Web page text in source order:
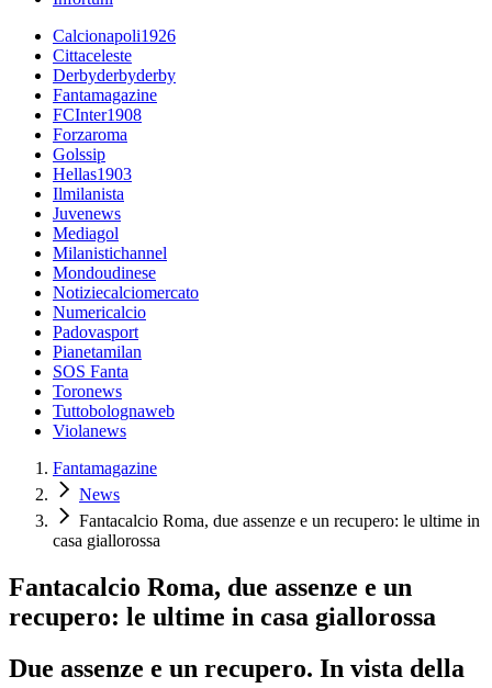
Calcionapoli1926
Cittaceleste
Derbyderbyderby
Fantamagazine
FCInter1908
Forzaroma
Golssip
Hellas1903
Ilmilanista
Juvenews
Mediagol
Milanistichannel
Mondoudinese
Notiziecalciomercato
Numericalcio
Padovasport
Pianetamilan
SOS Fanta
Toronews
Tuttobolognaweb
Violanews
Fantamagazine
News
Fantacalcio Roma, due assenze e un recupero: le ultime in
casa giallorossa
Fantacalcio Roma, due assenze e un
recupero: le ultime in casa giallorossa
Due assenze e un recupero. In vista della